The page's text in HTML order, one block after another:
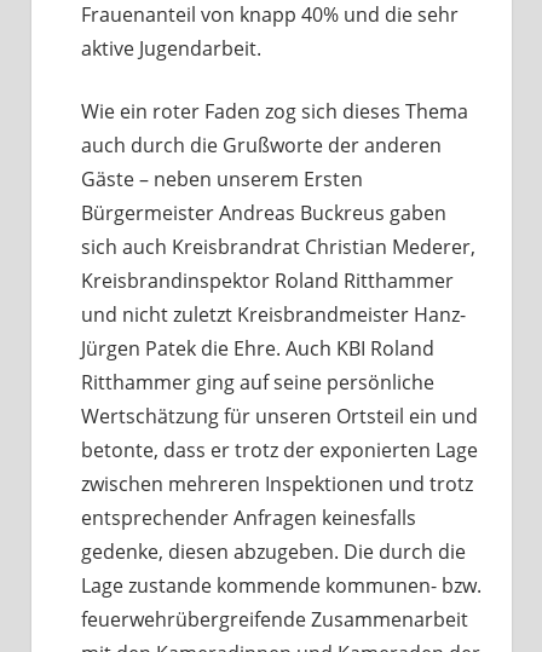
Frauenanteil von knapp 40% und die sehr
aktive Jugendarbeit.
Wie ein roter Faden zog sich dieses Thema
auch durch die Grußworte der anderen
Gäste – neben unserem Ersten
Bürgermeister Andreas Buckreus gaben
sich auch Kreisbrandrat Christian Mederer,
Kreisbrandinspektor Roland Ritthammer
und nicht zuletzt Kreisbrandmeister Hanz-
Jürgen Patek die Ehre. Auch KBI Roland
Ritthammer ging auf seine persönliche
Wertschätzung für unseren Ortsteil ein und
betonte, dass er trotz der exponierten Lage
zwischen mehreren Inspektionen und trotz
entsprechender Anfragen keinesfalls
gedenke, diesen abzugeben. Die durch die
Lage zustande kommende kommunen- bzw.
feuerwehrübergreifende Zusammenarbeit